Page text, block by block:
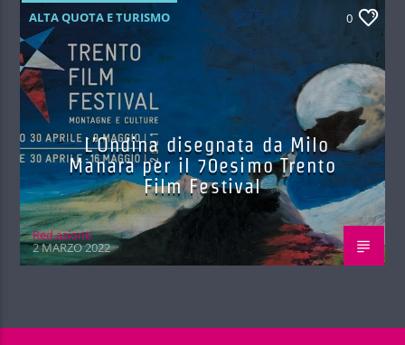
ALTA QUOTA E TURISMO 0
L’Ondina disegnata da Milo
Manara per il 70esimo Trento
Film Festival
Red.azione
2 MARZO 2022